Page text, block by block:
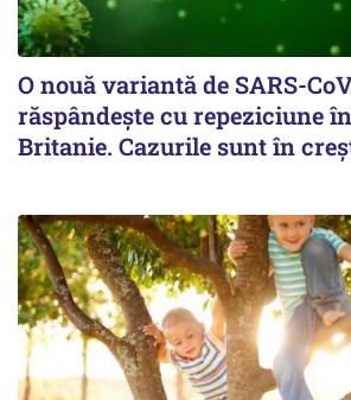
O nouă variantă de SARS-
răspândește cu repeziciune
Britanie. Cazurile sunt în